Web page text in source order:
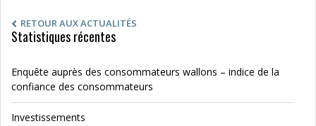
RETOUR AUX ACTUALITÉS
Statistiques récentes
Enquête auprès des consommateurs wallons – indice de la
confiance des consommateurs
Investissements